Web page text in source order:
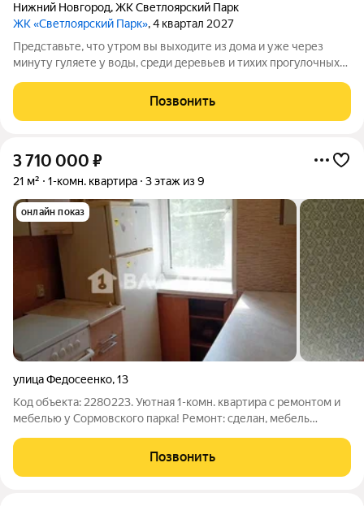
Нижний Новгород,ЖК Светлоярский Парк
ЖК «Светлоярский Парк», 4 квартал 2027
Представьте, что утром вы выходите из дома и уже через
минуту гуляете у воды, среди деревьев и тихих прогулочных
рядом с одним из самых живописных мест Сормовского
района Нижнего Новгорода
Позвонить
3 710 000 ₽
21 м² 1-комн. квартира 3 этаж из 9
онлайн показ
улица Федосеенко,13
Код объекта: 2280223. Уютная 1-комн. квартира с ремонтом и
мебелью у Сормовского парка! Ремонт: сделан, мебель
состоянии. Всё уже готово для комфортной жизни: свежий
ремонт, удобная планировка,
Позвонить